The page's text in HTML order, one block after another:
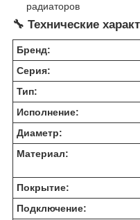
радиаторов
🔧 Технические
Бренд:
Серия:
Тип:
Исполнение:
Диаметр:
Материал:
Покрытие:
Подключение: